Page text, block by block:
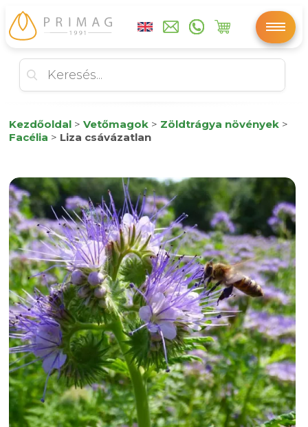
Kezdőoldal > Vetőmagok > Zöldtrágya növények >
Facélia > Liza csávázatlan